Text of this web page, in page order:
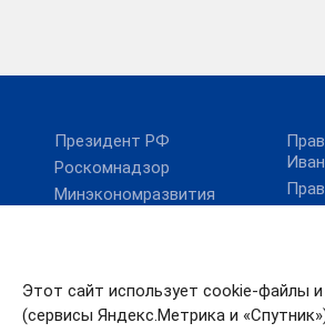
Этот сайт использует cookie-файлы и
(сервисы Яндекс.Метрика и
Президент РФ
Роскомнадзор
Минэкономразвития
Поиск по сайту
Губернатор Ивановской